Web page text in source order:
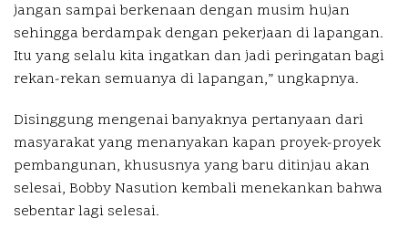
jangan sampai berkenaan dengan musim hujan
sehingga berdampak dengan pekerjaan di lapangan.
Itu yang selalu kita ingatkan dan jadi peringatan bagi
rekan-rekan semuanya di lapangan,” ungkapnya.
Disinggung mengenai banyaknya pertanyaan dari
masyarakat yang menanyakan kapan proyek-proyek
pembangunan, khususnya yang baru ditinjau akan
selesai, Bobby Nasution kembali menekankan bahwa
sebentar lagi selesai.